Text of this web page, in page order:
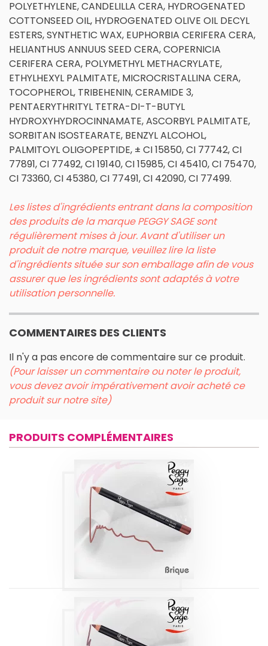
POLYETHYLENE, CANDELILLA CERA, HYDROGENATED
COTTONSEED OIL, HYDROGENATED OLIVE OIL DECYL
ESTERS, SYNTHETIC WAX, EUPHORBIA CERIFERA CERA,
HELIANTHUS ANNUUS SEED CERA, COPERNICIA
CERIFERA CERA, POLYMETHYL METHACRYLATE,
ETHYLHEXYL PALMITATE, MICROCRISTALLINA CERA,
TOCOPHEROL, TRIBEHENIN, CERAMIDE 3,
PENTAERYTHRITYL TETRA-DI-T-BUTYL
HYDROXYHYDROCINNAMATE, ASCORBYL PALMITATE,
SORBITAN ISOSTEARATE, BENZYL ALCOHOL,
PALMITOYL OLIGOPEPTIDE, ± CI 15850, CI 77742, CI
77891, CI 77492, CI 19140, CI 15985, CI 45410, CI 75470,
CI 73360, CI 45380, CI 77491, CI 42090, CI 77499.
Les listes d'ingrédients entrant dans la composition
des produits de la marque PEGGY SAGE sont
régulièrement mises à jour. Avant d'utiliser un
produit de notre marque, veuillez lire la liste
d'ingrédients située sur son emballage afin de vous
assurer que les ingrédients sont adaptés à votre
utilisation personnelle.
COMMENTAIRES DES CLIENTS
Il n'y a pas encore de commentaire sur ce produit.
(Pour laisser un commentaire ou noter le produit,
vous devez avoir impérativement avoir acheté ce
produit sur notre site)
PRODUITS COMPLÉMENTAIRES
CONTOUR DES
LÈVRES BRIQUE
1,14G
Produits
CONTOUR DES